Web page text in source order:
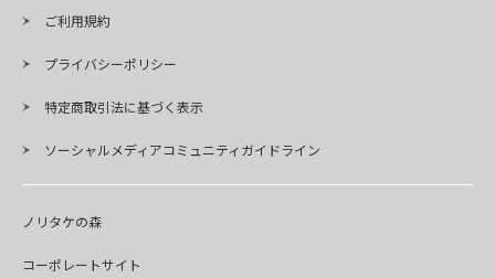
ご利用規約
プライバシーポリシー
特定商取引法に基づく表示
ソーシャルメディアコミュニティガイドライン
ノリタケの森
コーポレートサイト